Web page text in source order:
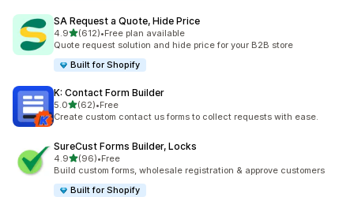
SA Request a Quote, Hide Price
4.9เต็ม 5 ดาว
(612)
ทั้งหมด 612 รีวิว
•Free plan available
Quote request solution and hide price for your B2B store
Built for Shopify
K: Contact Form Builder
5.0เต็ม 5 ดาว
(62)
ทั้งหมด 62 รีวิว
•Free
Create custom contact us forms to collect requests with ease.
SureCust Forms Builder, Locks
4.9เต็ม 5 ดาว
(96)
ทั้งหมด 96 รีวิว
•Free
Build custom forms, wholesale registration & approve customers
Built for Shopify